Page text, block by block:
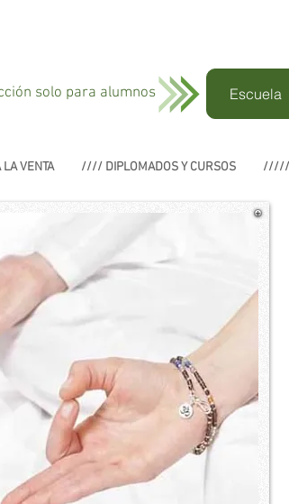
solo para alumnos Escuela
VENTA //// DIPLOMADOS Y CURSOS /////